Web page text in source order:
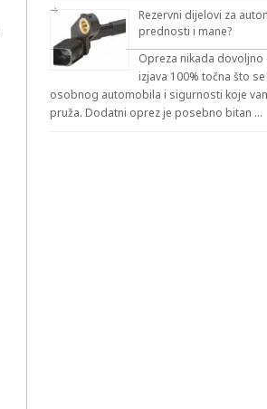
Rezervni dijelovi za
prednosti i mane?
Opreza nikada dovoljno
izjava 100% točna što
osobnog automobila i sigurnosti koje
pruža. Dodatni oprez je posebno bitan …